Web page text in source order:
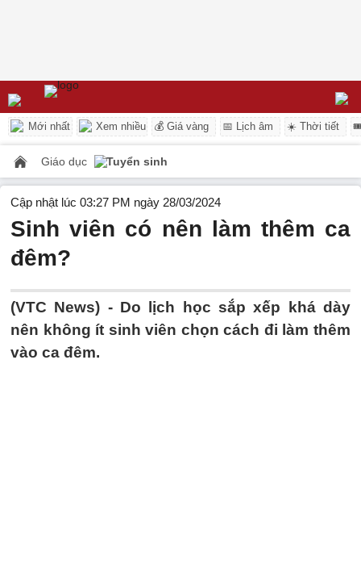
Mới nhất Xem nhiều 💰 Giá vàng 📅 Lịch âm ☀️ Thời tiết
Giáo dục Tuyển sinh
Cập nhật lúc 03:27 PM ngày 28/03/2024
Sinh viên có nên làm thêm ca
đêm?
(VTC News) - Do lịch học sắp xếp khá dày
nên không ít sinh viên chọn cách đi làm thêm
vào ca đêm.